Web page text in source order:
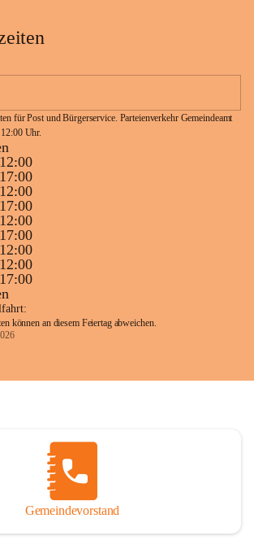
für Post und Bürgerservice. Parteienverkehr Gemeindeamt
Uhr.
12:00
17:00
12:00
17:00
12:00
17:00
12:00
12:00
17:00
können an diesem Feiertag abweichen.
Gemeindevorstand